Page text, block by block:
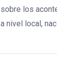
sobre los
a nivel local,